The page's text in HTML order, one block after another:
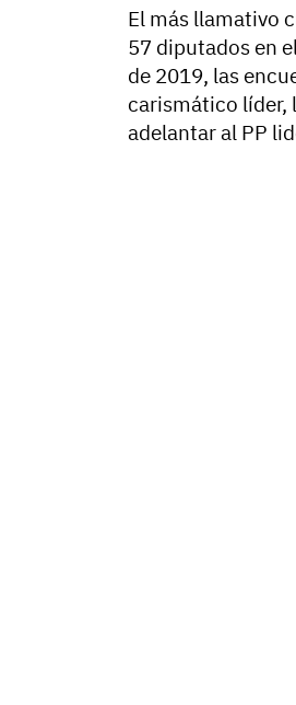
El más llamativo
57 diputados en
de 2019, las
carismático líder,
adelantar al PP